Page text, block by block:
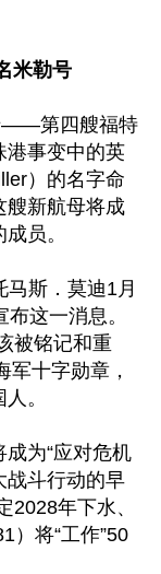
米勒号
——第四艘福特
港事变中的英
）的名字命
艘新航母将成
员。
斯．莫迪1月
这一消息。
被铭记和重
军十字勋章，
。
为“应对危机
战斗行动的早
2028年下水、
）将“工作”50